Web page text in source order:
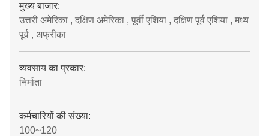
मुख्य बाजार:
उत्तरी अमेरिका , दक्षिण अमेरिका , पूर्वी एशिया , दक्षिण पूर्व एशिया , मध्य
पूर्व , अफ्रीका
व्यवसाय का प्रकार:
निर्माता
कर्मचारियों की संख्या:
100~120